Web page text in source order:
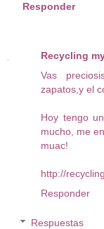
Responder
Recycling
Vas
zapatos,y el
Hoy tengo
mucho, me
muac!
http://
Responder
Respuestas